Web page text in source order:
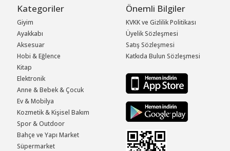
Kategoriler
Giyim
Ayakkabı
Aksesuar
Hobi & Eğlence
Kitap
Elektronik
Anne & Bebek & Çocuk
Ev & Mobilya
Kozmetik & Kişisel Bakım
Spor & Outdoor
Bahçe ve Yapı Market
Süpermarket
Önemli Bilgiler
KVKK ve Gizlilik Politikası
Üyelik Sözleşmesi
Satış Sözleşmesi
Katkıda Bulun Sözleşmesi